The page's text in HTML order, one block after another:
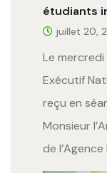
étudiants
juillet 20,
Le mercredi
Exécutif
reçu en
Monsieur
de